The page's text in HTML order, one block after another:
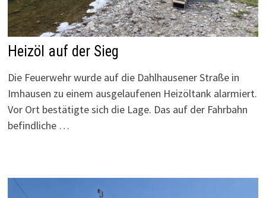
Heizöl auf der Sieg
Die Feuerwehr wurde auf die Dahlhausener Straße in
Imhausen zu einem ausgelaufenen Heizöltank alarmiert.
Vor Ort bestätigte sich die Lage. Das auf der Fahrbahn
befindliche …